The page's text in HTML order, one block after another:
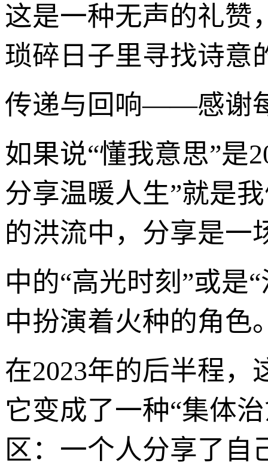
这是一种无声的礼赞
琐碎日子里寻找诗意
传递与回响——感谢
如果说“懂我意思”是
分享温暖人生”就是
的洪流中，分享是一
中的“高光时刻”或是
中扮演着火种的角色
在2023年的后半程
它变成了一种“集体
区：一个人分享了自